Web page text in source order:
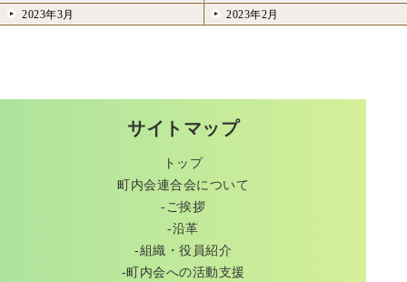
2023年3月
2023年2月
サイトマップ
トップ
町内会連合会について
-ご挨拶
-沿革
-組織・役員紹介
-町内会への活動支援